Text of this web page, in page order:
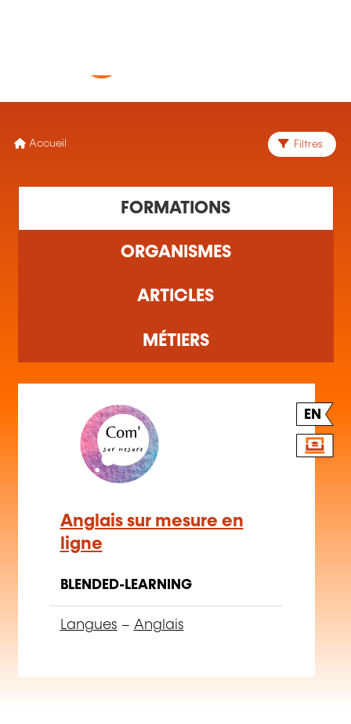
Accueil Filtres
FORMATIONS
ORGANISMES
ARTICLES
MÉTIERS
EN
Anglais sur mesure en
ligne
BLENDED-LEARNING
Langues – Anglais